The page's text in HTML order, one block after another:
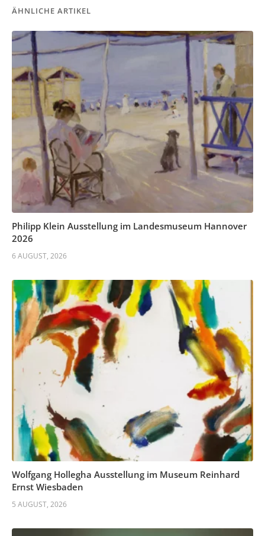
ÄHNLICHE ARTIKEL
Philipp Klein Ausstellung im Landesmuseum Hannover
2026
6 AUGUST, 2026
Wolfgang Hollegha Ausstellung im Museum Reinhard
Ernst Wiesbaden
5 AUGUST, 2026